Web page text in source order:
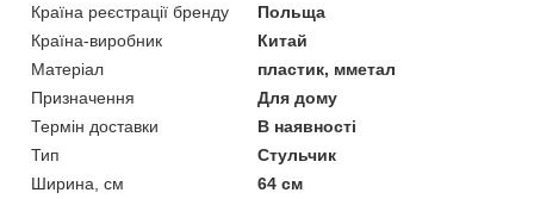
Країна реєстрації бренду
Польща
Країна-виробник
Китай
Матеріал
пластик, мметал
Призначення
Для дому
Термін доставки
В наявності
Тип
Стульчик
Ширина, см
64 см